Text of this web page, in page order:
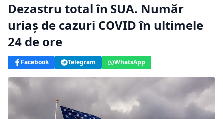
Dezastru total în SUA. Număr
uriaș de cazuri COVID în ultimele
24 de ore
Facebook Telegram WhatsApp